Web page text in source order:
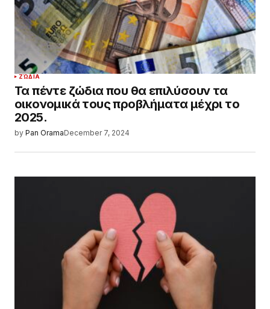
ΖΏΔΙΑ
Τα πέντε ζώδια που θα επιλύσουν τα
οικονομικά τους προβλήματα μέχρι το
2025.
by Pan OramaDecember 7, 2024